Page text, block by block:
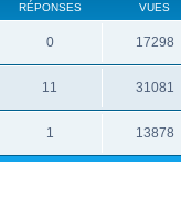
RÉPONSES VUES
0 17298
11 31081
1 13878